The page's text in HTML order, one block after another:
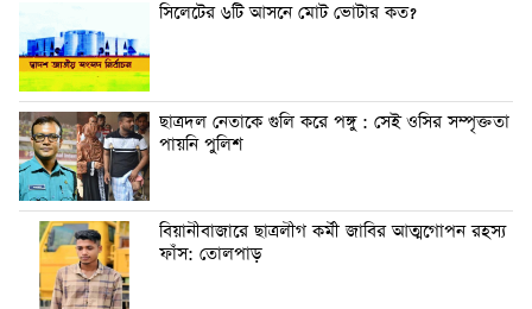
সিলেটের ৬টি আসনে মোট ভোটার কত?
ছাত্রদল নেতাকে গুলি করে পঙ্গু : সেই ওসির সম্পৃক্ততা
পায়নি পুলিশ
বিয়ানীবাজারে ছাত্রলীগ কর্মী জাবির আত্মগোপন রহস্য
ফাঁস: তোলপাড়